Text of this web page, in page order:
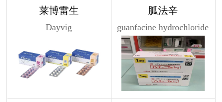
莱博雷生
Dayvig
胍法辛
guanfacine hydrochloride